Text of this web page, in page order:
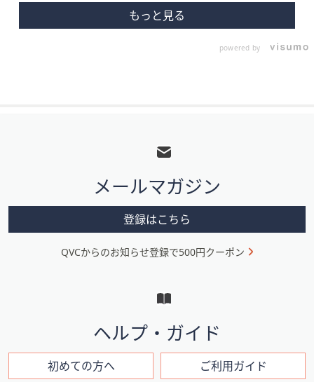
powered by
メ
ニ
ン
メールマガジン
登録はこちら
QVCからのお知らせ登録で500円クーポン
ヘルプ・ガイド
初めての方へ ご利用ガイド